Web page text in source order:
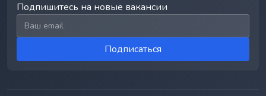
Подпишитесь на новые вакансии
Email для подписки
Подписаться